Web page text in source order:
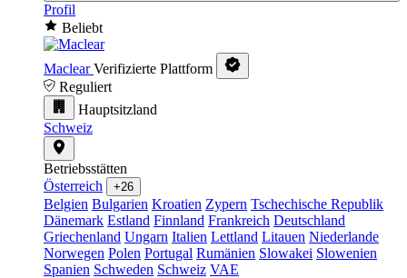
Profil
Beliebt
Maclear Verifizierte Plattform
Reguliert
Hauptsitzland
Schweiz
Betriebsstätten
Österreich
+26
Belgien Bulgarien Kroatien Zypern Tschechische Republik
Dänemark Estland Finnland Frankreich Deutschland
Griechenland Ungarn Italien Lettland Litauen Niederlande
Norwegen Polen Portugal Rumänien Slowakei Slowenien
Spanien Schweden Schweiz VAE